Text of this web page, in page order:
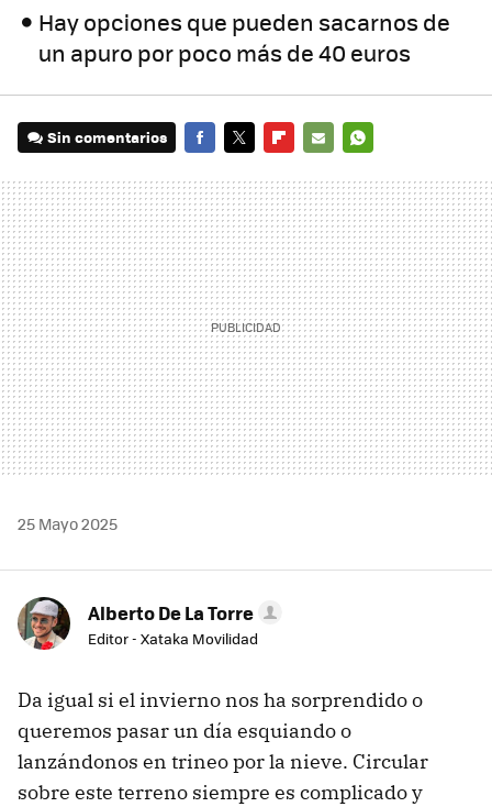
Hay opciones que pueden sacarnos de
un apuro por poco más de 40 euros
Sin comentarios
MAIL
25 Mayo 2025
Alberto De La Torre
Editor - Xataka Movilidad
Da igual si el invierno nos ha sorprendido o
queremos pasar un día esquiando o
lanzándonos en trineo por la nieve. Circular
sobre este terreno siempre es complicado y